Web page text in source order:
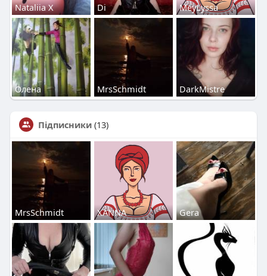
Nataliia Х Di MeyLyssa
Олена MrsSchmidt DarkMistre
Підписники (13)
MrsSchmidt XANNA Gera